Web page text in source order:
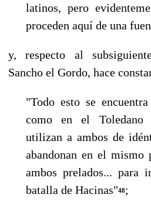
latinos, pero
proceden aquí de una
y, respecto al
Sancho el Gordo, hace
"Todo esto se
como en el Toledano
utilizan a ambos de
abandonan en el mis­mo
ambos prelados...
bata­lla de Hacinas"48;